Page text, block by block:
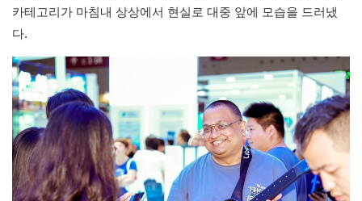
카테고리가 마침내 상상에서 현실로 대중 앞에 모습을 드러냈
다.